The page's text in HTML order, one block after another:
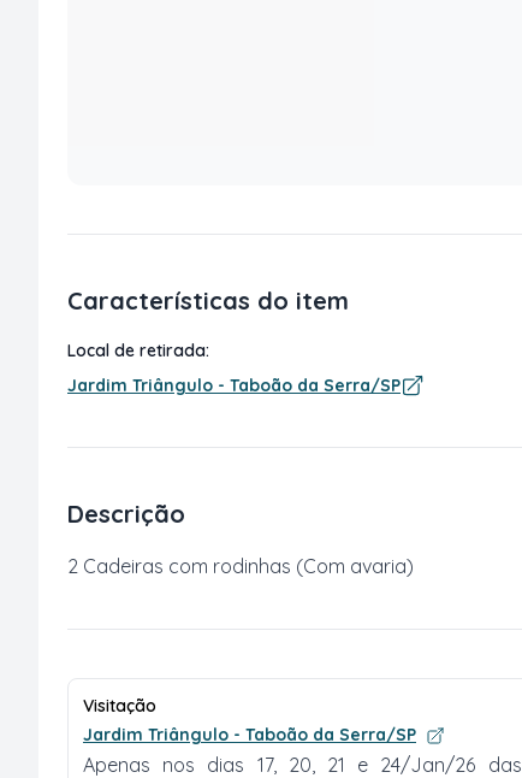
Características do item
Local de retirada:
Jardim Triângulo - Taboão da Serra/SP
Descrição
2 Cadeiras com rodinhas (Com avaria)
Visitação
Jardim Triângulo - Taboão da Serra/SP
Apenas nos dias 17, 20, 21 e 24/Jan/26 das